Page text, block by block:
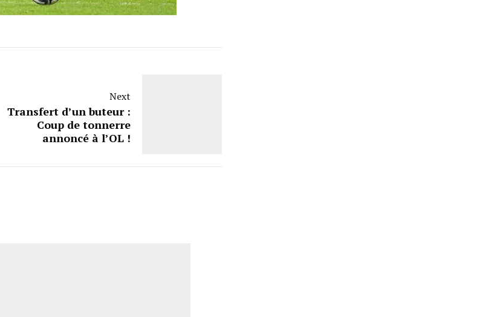
Next
Transfert d’un buteur :
Coup de tonnerre
annoncé à l’OL !